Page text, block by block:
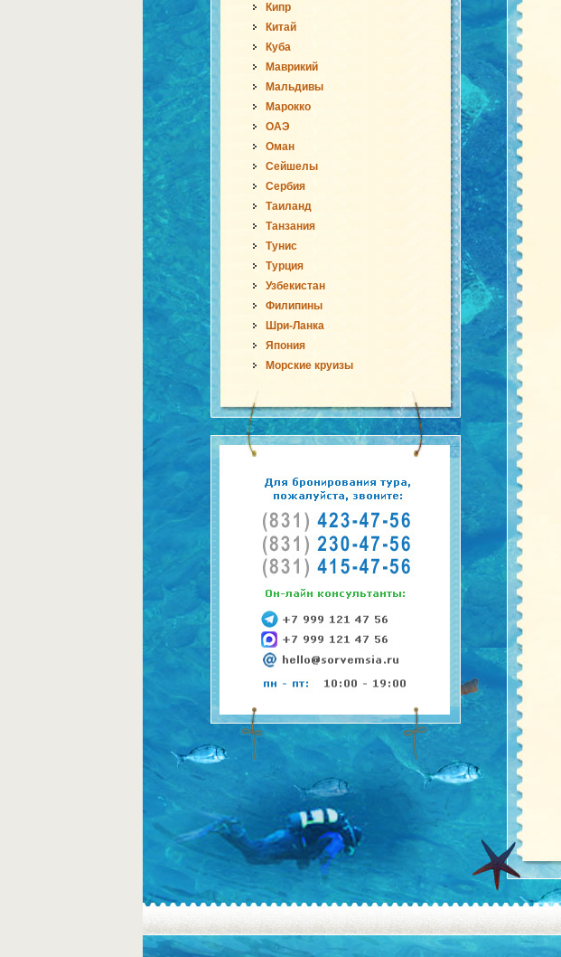
Кипр
Китай
Куба
Маврикий
Мальдивы
Марокко
ОАЭ
Оман
Сейшелы
Сербия
Таиланд
Танзания
Тунис
Турция
Узбекистан
Филипины
Шри-Ланка
Япония
Морские круизы